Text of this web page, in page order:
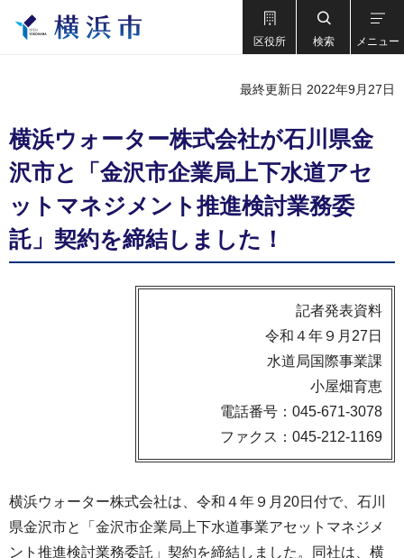
区役所 検索 メニュー
最終更新日 2022年9月27日
横浜ウォーター株式会社が石川県金
沢市と「金沢市企業局上下水道アセ
ットマネジメント推進検討業務委
託」契約を締結しました！
記者発表資料
令和４年９月27日
水道局国際事業課
小屋畑育恵
電話番号：045-671-3078
ファクス：045-212-1169
横浜ウォーター株式会社は、令和４年９月20日付で、石川
県金沢市と「金沢市企業局上下水道事業アセットマネジメ
ント推進検討業務委託」契約を締結しました。同社は、横